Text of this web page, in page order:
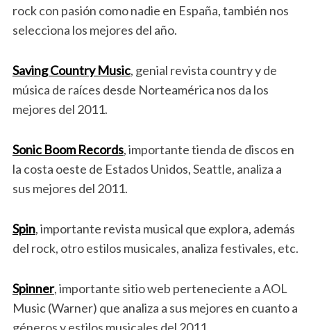
rock con pasión como nadie en España, también nos
selecciona los mejores del año.
Saving Country Music, genial revista country y de
música de raíces desde Norteamérica nos da los
mejores del 2011.
Sonic Boom Records, importante tienda de discos en
la costa oeste de Estados Unidos, Seattle, analiza a
sus mejores del 2011.
Spin, importante revista musical que explora, además
del rock, otro estilos musicales, analiza festivales, etc.
Spinner, importante sitio web perteneciente a AOL
Music (Warner) que analiza a sus mejores en cuanto a